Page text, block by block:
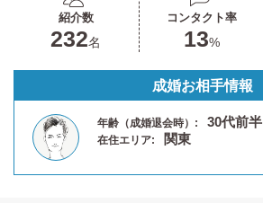
紹介数
232名
コンタクト率
13%
成婚お相手情報
年齢（成婚退会時）: 30代前半
在住エリア: 関東